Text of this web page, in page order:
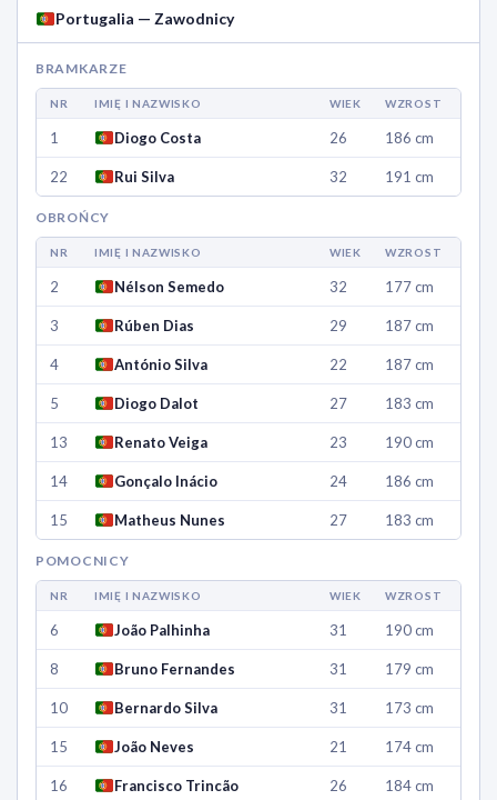
Portugalia — Zawodnicy
BRAMKARZE
NR IMIĘ I NAZWISKO WIEK WZROST
1 Diogo Costa 26 186 cm
22 Rui Silva 32 191 cm
OBROŃCY
NR IMIĘ I NAZWISKO WIEK WZROST
2 Nélson Semedo 32 177 cm
3 Rúben Dias 29 187 cm
4 António Silva 22 187 cm
5 Diogo Dalot 27 183 cm
13 Renato Veiga 23 190 cm
14 Gonçalo Inácio 24 186 cm
15 Matheus Nunes 27 183 cm
POMOCNICY
NR IMIĘ I NAZWISKO WIEK WZROST
6 João Palhinha 31 190 cm
8 Bruno Fernandes 31 179 cm
10 Bernardo Silva 31 173 cm
15 João Neves 21 174 cm
16 Francisco Trincão 26 184 cm